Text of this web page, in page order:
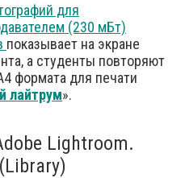
для
(230 мБт)
показывает на экране
а студенты повторяют
формата для печати
лайтрум».
Lightroom.